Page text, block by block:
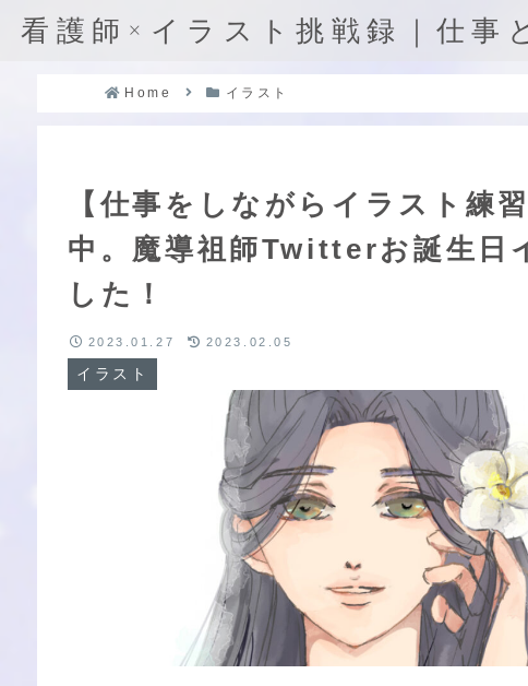
看護師×イラスト挑戦録｜仕事
Home イラスト
【仕事をしながらイラスト練
中。魔導祖師Twitterお誕生日
した！
イラスト
2023.01.27 2023.02.05